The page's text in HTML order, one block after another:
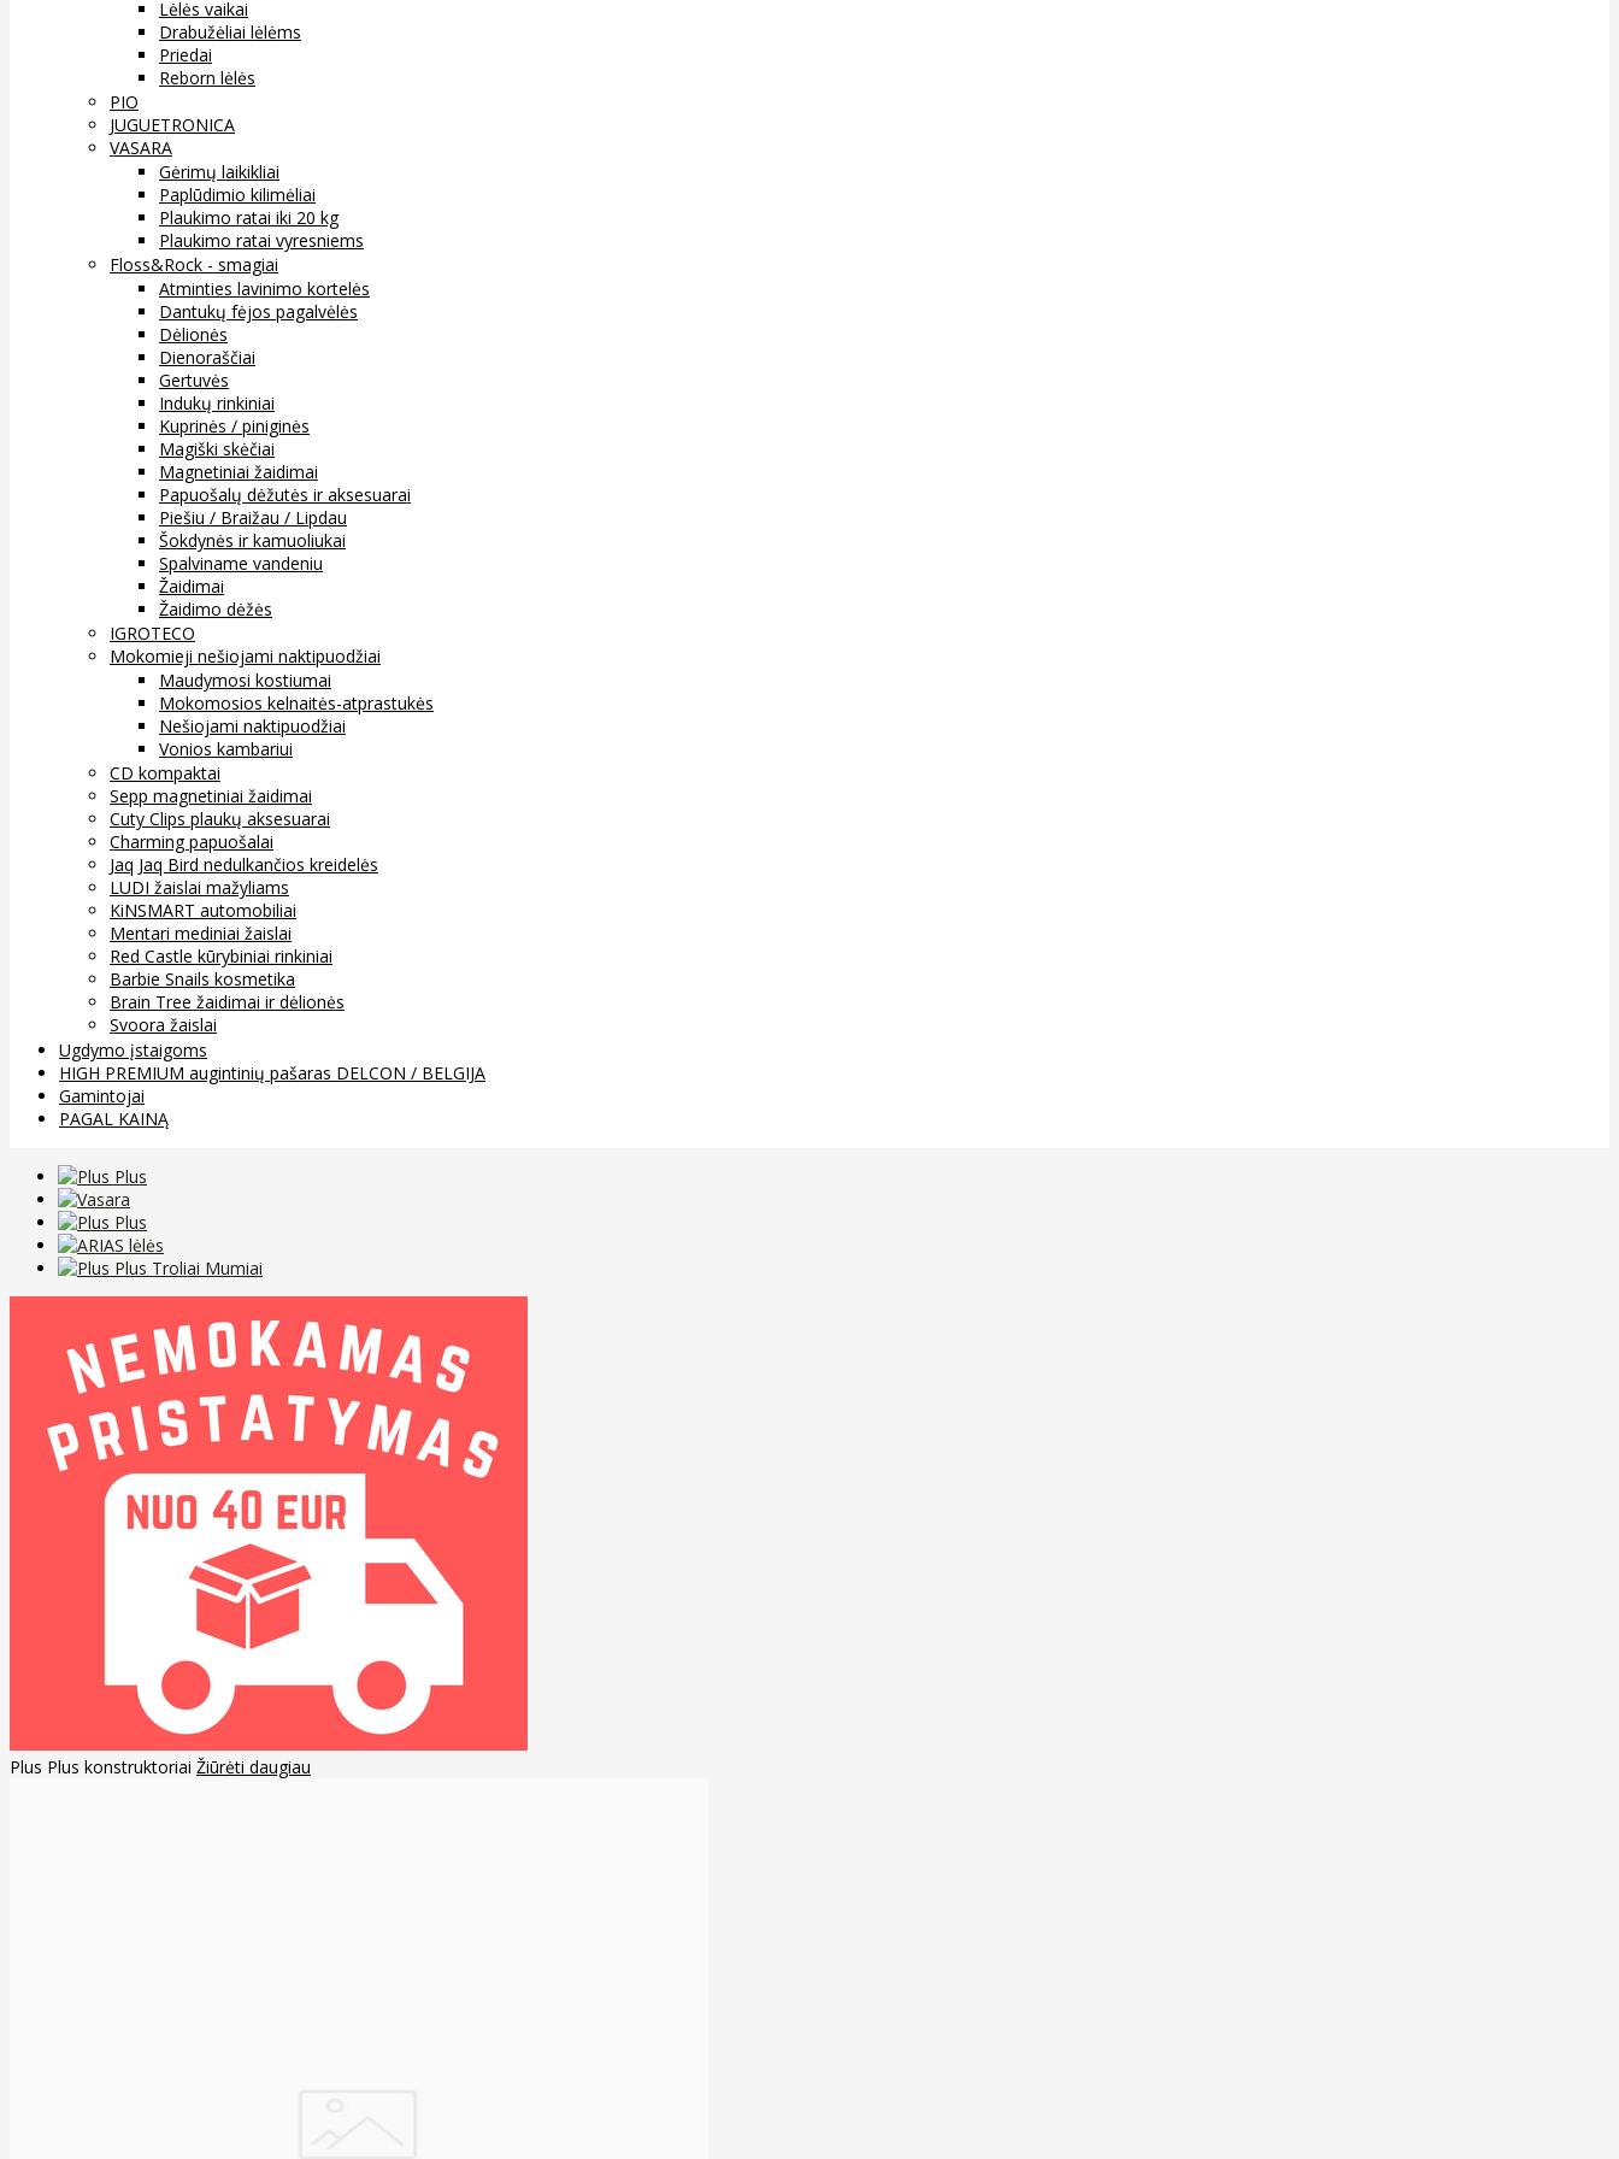
Lėlės vaikai
Drabužėliai lėlėms
Priedai
Reborn lėlės
PIO
JUGUETRONICA
VASARA
Gėrimų laikikliai
Paplūdimio kilimėliai
Plaukimo ratai iki 20 kg
Plaukimo ratai vyresniems
Floss&Rock - smagiai
Atminties lavinimo kortelės
Dantukų fėjos pagalvėlės
Dėlionės
Dienoraščiai
Gertuvės
Indukų rinkiniai
Kuprinės / piniginės
Magiški skėčiai
Magnetiniai žaidimai
Papuošalų dėžutės ir aksesuarai
Piešiu / Braižau / Lipdau
Šokdynės ir kamuoliukai
Spalviname vandeniu
Žaidimai
Žaidimo dėžės
IGROTECO
Mokomieji nešiojami naktipuodžiai
Maudymosi kostiumai
Mokomosios kelnaitės-atprastukės
Nešiojami naktipuodžiai
Vonios kambariui
CD kompaktai
Sepp magnetiniai žaidimai
Cuty Clips plaukų aksesuarai
Charming papuošalai
Jaq Jaq Bird nedulkančios kreidelės
LUDI žaislai mažyliams
KiNSMART automobiliai
Mentari mediniai žaislai
Red Castle kūrybiniai rinkiniai
Barbie Snails kosmetika
Brain Tree žaidimai ir dėlionės
Svoora žaislai
Ugdymo įstaigoms
HIGH PREMIUM augintinių pašaras DELCON / BELGIJA
Gamintojai
PAGAL KAINĄ
Plus Plus konstruktoriai Žiūrėti daugiau